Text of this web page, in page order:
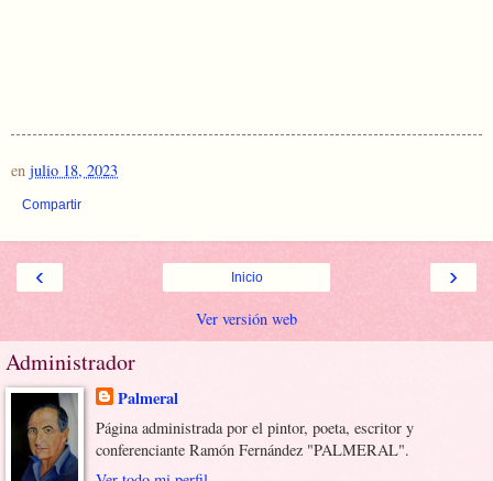
en julio 18, 2023
Compartir
‹ ›
Inicio
Ver versión web
Administrador
Palmeral
Página administrada por el pintor, poeta, escritor y
conferenciante Ramón Fernández "PALMERAL".